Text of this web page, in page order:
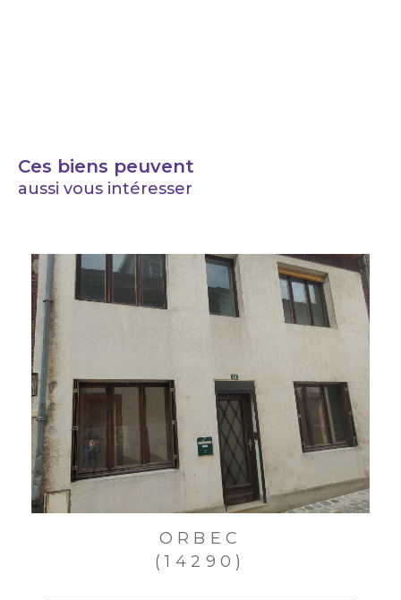
Ces biens peuvent
aussi vous intéresser
ORBEC
(14290)